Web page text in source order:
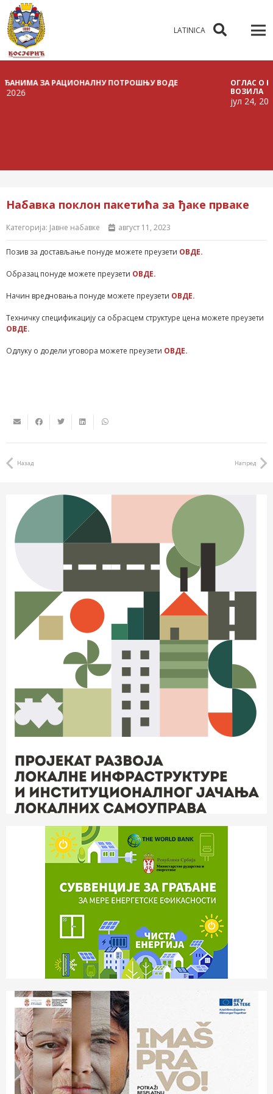
LATINICA
ЗА РАЦИОНАЛНУ ПОТРОШЊУ ВОДЕ
ОГЛАС О
ВОЗИЛА
јул 24, 2026
Набавка поклон пакетића за ђаке прваке
Категорија: Јавне набавке август 11, 2023
Позив за достављање понуде можете преузети ОВДЕ.
Образац понуде можете преузети ОВДЕ.
Начин вредновања понуде можете преузети ОВДЕ.
Техничку спецификацију са обрасцем структуре цена можете преузети
ОВДЕ.
Одлуку о додели уговора можете преузети ОВДЕ.
Назад Напред